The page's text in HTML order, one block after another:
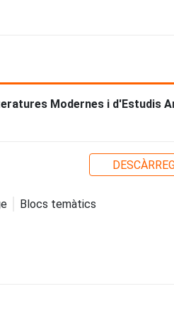
Modernes i d'Estudis
Blocs temàtics